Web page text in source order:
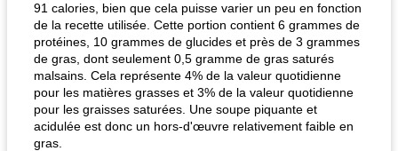
91 calories, bien que cela puisse varier un peu en fonction
de la recette utilisée. Cette portion contient 6 grammes de
protéines, 10 grammes de glucides et près de 3 grammes
de gras, dont seulement 0,5 gramme de gras saturés
malsains. Cela représente 4% de la valeur quotidienne
pour les matières grasses et 3% de la valeur quotidienne
pour les graisses saturées. Une soupe piquante et
acidulée est donc un hors-d'œuvre relativement faible en
gras.